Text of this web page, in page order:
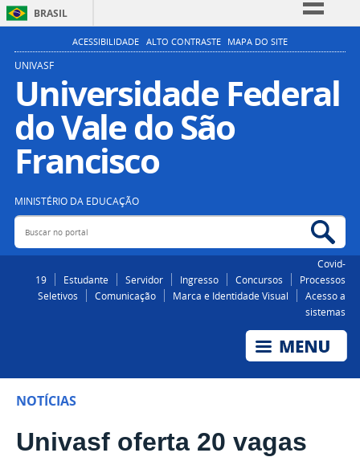
BRASIL
Simplifique!
Participe
Acesso à informação
Legislação
ACESSIBILIDADE ALTO CONTRASTE MAPA DO SITE
UNIVASF
Universidade Federal
do Vale do São
Francisco
MINISTÉRIO DA EDUCAÇÃO
Buscar no portal
Covid-
19
Estudante Servidor Ingresso Concursos
Processos
Seletivos
Comunicação Marca e Identidade Visual
Acesso a
sistemas
NOTÍCIAS
Univasf oferta 20 vagas